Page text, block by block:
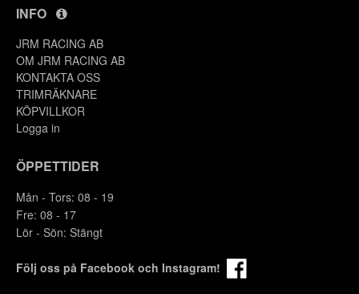
INFO
JRM RACING AB
OM JRM RACING AB
KONTAKTA OSS
TRIMRÄKNARE
KÖPVILLKOR
Logga in
ÖPPETTIDER
Mån - Tors: 08 - 19
Fre: 08 - 17
Lör - Sön: Stängt
Följ oss på Facebook och Instagram!